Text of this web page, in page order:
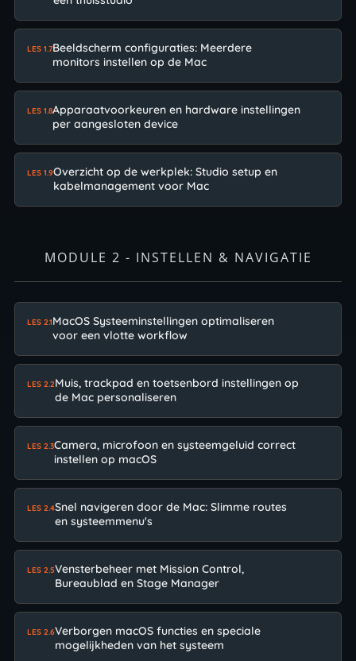
LES 1.7Beeldscherm configuraties: Meerdere
monitors instellen op de Mac
LES 1.8Apparaatvoorkeuren en hardware instellingen
per aangesloten device
LES 1.9Overzicht op de werkplek: Studio setup en
kabelmanagement voor Mac
MODULE 2 - INSTELLEN & NAVIGATIE
LES 2.1MacOS Systeeminstellingen optimaliseren
voor een vlotte workflow
LES 2.2Muis, trackpad en toetsenbord instellingen op
de Mac personaliseren
LES 2.3Camera, microfoon en systeemgeluid correct
instellen op macOS
LES 2.4Snel navigeren door de Mac: Slimme routes
en systeemmenu's
LES 2.5Vensterbeheer met Mission Control,
Bureaublad en Stage Manager
LES 2.6Verborgen macOS functies en speciale
mogelijkheden van het systeem